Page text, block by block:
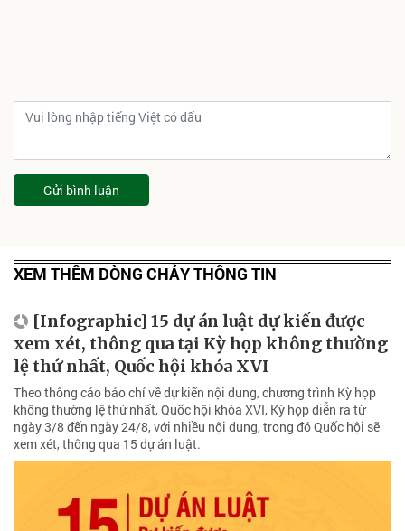
Gửi bình luận
XEM THÊM DÒNG CHẢY THÔNG TIN
[Infographic] 15 dự án luật dự kiến được
xem xét, thông qua tại Kỳ họp không thường
lệ thứ nhất, Quốc hội khóa XVI
Theo thông cáo báo chí về dự kiến nội dung, chương trình Kỳ họp
không thường lệ thứ nhất, Quốc hội khóa XVI, Kỳ họp diễn ra từ
ngày 3/8 đến ngày 24/8, với nhiều nội dung, trong đó Quốc hội sẽ
xem xét, thông qua 15 dự án luật.